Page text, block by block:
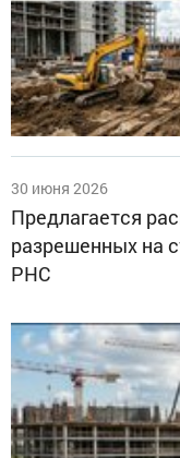
30 июня 2026
Предлагается
разрешенных на
РНС